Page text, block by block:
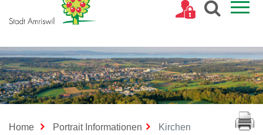
Home Portrait Informationen Kirchen (ausgewählt)